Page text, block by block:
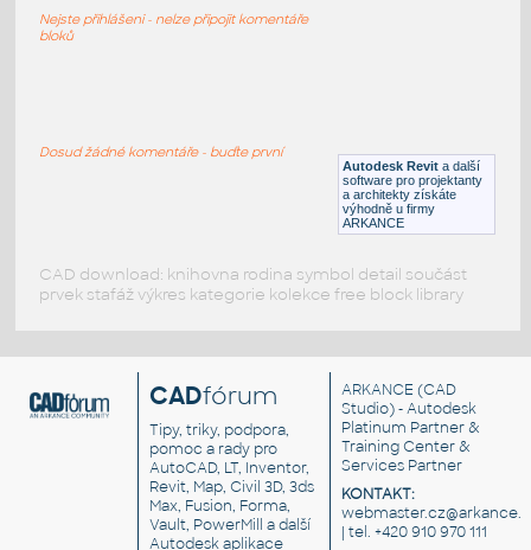
Sezení
Autodesk Revit a další
software pro projektanty
a architekty získáte
výhodně u firmy
ARKANCE
Nejste přihlášeni - nelze připojit komentáře
bloků
Dosud žádné komentáře - buďte první
CAD download: knihovna rodina symbol detail součást
prvek stafáž výkres kategorie kolekce free block library
CADfórum
Tipy, triky, podpora,
pomoc a rady pro
AutoCAD, LT, Inventor,
Revit, Map, Civil 3D, 3ds
Max, Fusion, Forma,
Vault, PowerMill a další
Autodesk aplikace
ARKANCE (CAD
Studio) - Autodesk
Platinum Partner &
Training Center &
Services Partner
KONTAKT:
| tel. +420 910 970 111